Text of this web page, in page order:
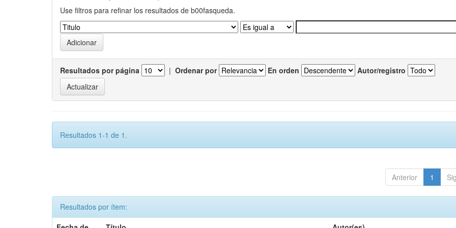
Use filtros para refinar los resultados de b00fasqueda.
Resultados por página | Ordenar por En orden Autor/registro
Resultados 1-1 de 1.
Anterior 1
Resultados por ítem: